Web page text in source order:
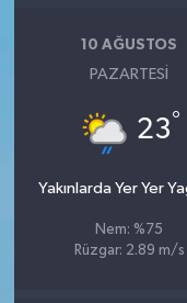
10 AĞUSTOS
PAZARTESI
23°
Yakınlarda Yer Yer
Nem: %75
Rüzgar: 2.89 m/s